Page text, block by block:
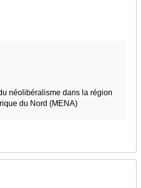
néolibéralisme dans la région
du Nord (MENA)